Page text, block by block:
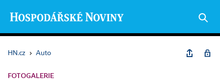
HN.cz › Auto
FOTOGALERIE